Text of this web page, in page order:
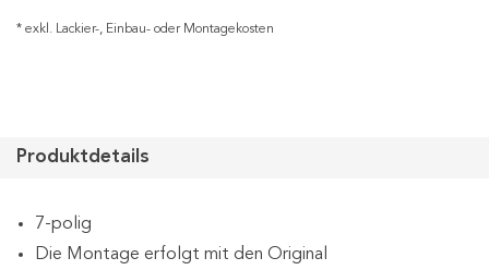
* exkl. Lackier-, Einbau- oder Montagekosten
Produktdetails
7-polig
Die Montage erfolgt mit den Original